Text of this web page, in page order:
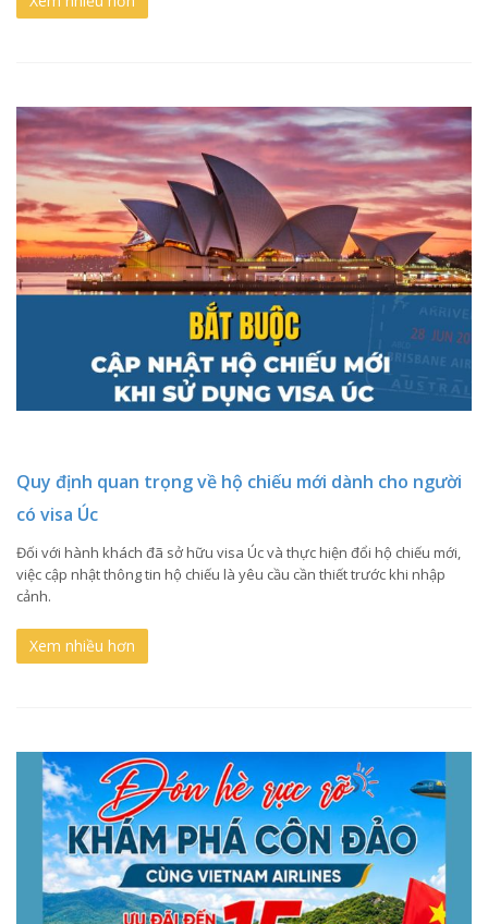
Quy định quan trọng về hộ chiếu mới dành cho người
có visa Úc
Đối với hành khách đã sở hữu visa Úc và thực hiện đổi hộ chiếu mới,
việc cập nhật thông tin hộ chiếu là yêu cầu cần thiết trước khi nhập
cảnh.
Xem nhiều hơn